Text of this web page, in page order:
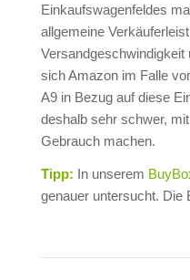
Einkaufswagenfeldes
allgemeine
Versandgeschwindigkeit
sich Amazon im Falle
A9 in Bezug auf diese
deshalb sehr schwer,
Gebrauch machen.
Tipp: In unserem
genauer untersucht. Die